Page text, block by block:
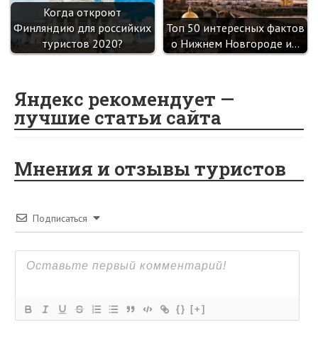
Когда откроют
Финляндию для российких
туристов 2020?
Топ 50 интересных фактов
о Нижнем Новгороде и…
Яндекс рекомендует —
лучшие статьи сайта
Мнения и отзывы туристов
Подписаться
{} [+]